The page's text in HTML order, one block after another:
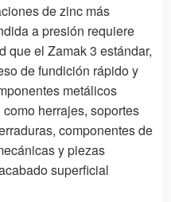
de zinc más
a presión requiere
que el Zamak 3 estándar,
de fundición rápido y
metálicos
herrajes, soportes
componentes de
y piezas
superficial